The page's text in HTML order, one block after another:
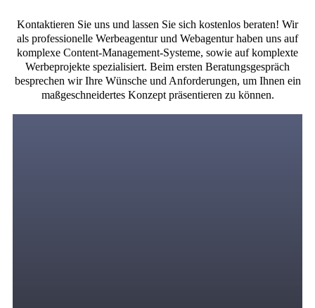
Kontaktieren Sie uns und lassen Sie sich kostenlos beraten! Wir
als professionelle Werbeagentur und Webagentur haben uns auf
komplexe Content-Management-Systeme, sowie auf komplexte
Werbeprojekte spezialisiert. Beim ersten Beratungsgespräch
besprechen wir Ihre Wünsche und Anforderungen, um Ihnen ein
maßgeschneidertes Konzept präsentieren zu können.